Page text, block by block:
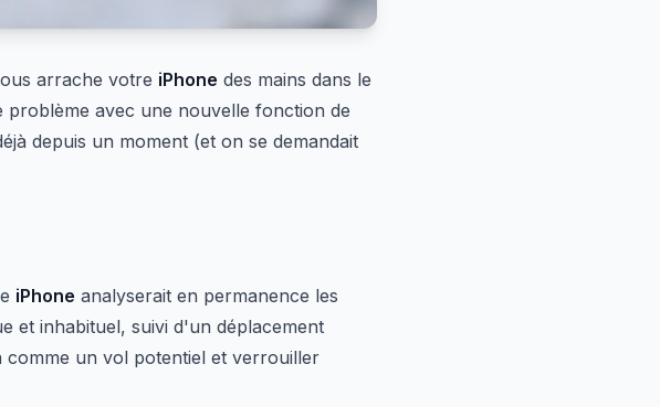
arrache votre iPhone des mains dans le
avec une nouvelle fonction de
depuis un moment (et on se demandait
iPhone analyserait en permanence les
et inhabituel, suivi d'un déplacement
un vol potentiel et verrouiller